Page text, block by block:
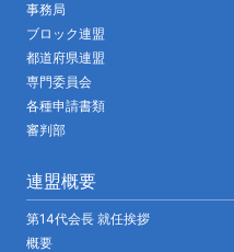
事務局
ブロック連盟
都道府県連盟
専門委員会
各種申請書類
審判部
連盟概要
第14代会長 就任挨拶
概要